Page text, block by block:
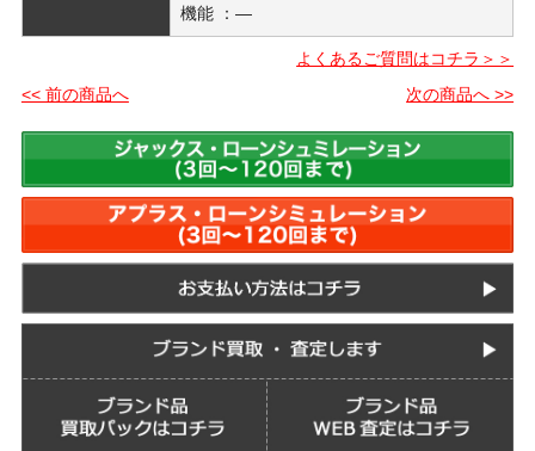
機能 ：―
よくあるご質問はコチラ＞＞
<< 前の商品へ
次の商品へ >>